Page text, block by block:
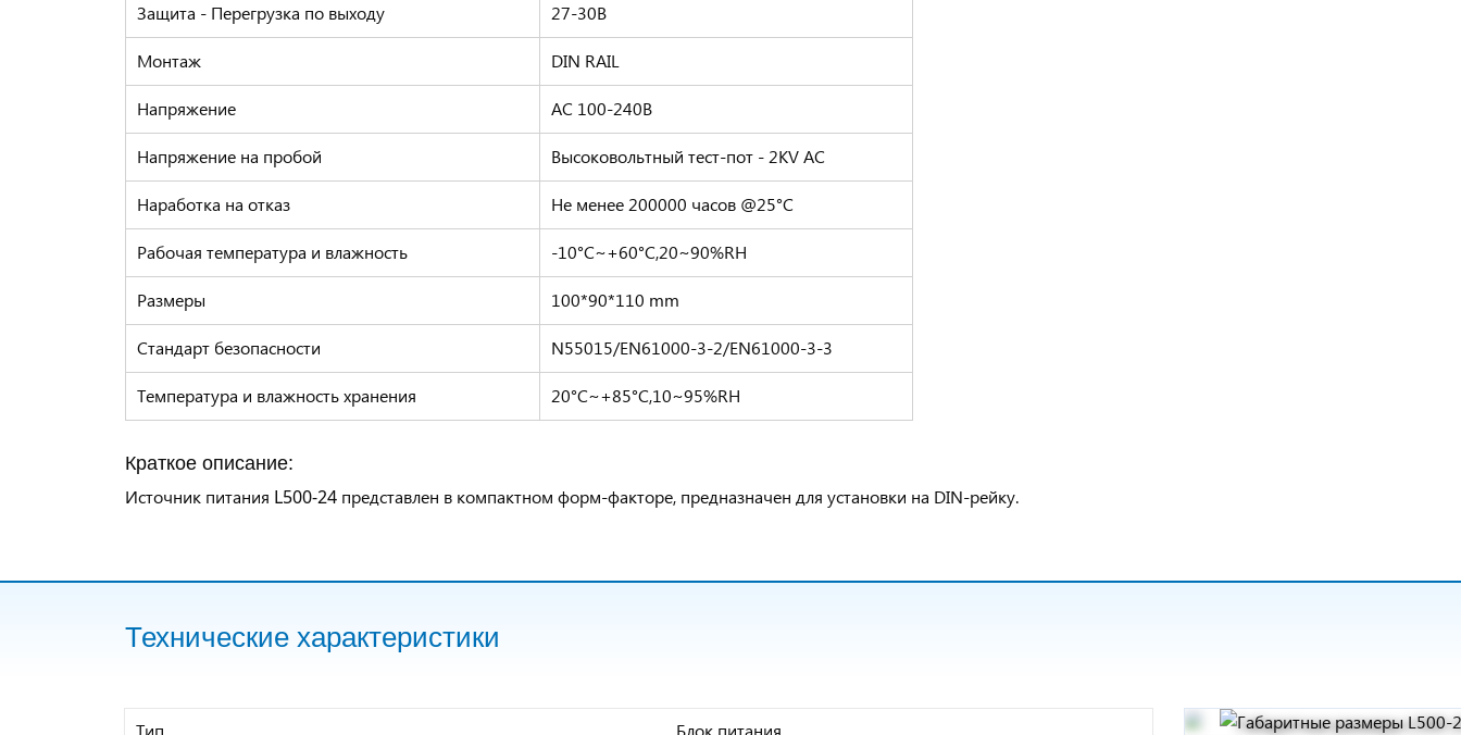
Защита - Перегрузка по выходу 27-30В
Монтаж DIN RAIL
Напряжение AC 100-240В
Напряжение на пробой Высоковольтный тест-пот - 2KV AC
Наработка на отказ Не менее 200000 часов @25°C
Рабочая температура и влажность -10°C~+60°C,20~90%RH
Размеры 100*90*110 mm
Стандарт безопасности N55015/EN61000-3-2/EN61000-3-3
Температура и влажность хранения 20°C~+85°C,10~95%RH
Краткое описание:
Источник питания L500-24 представлен в компактном форм-факторе, предназначен для установки на DIN-рейку.
Технические характеристики
Тип
Блок питания